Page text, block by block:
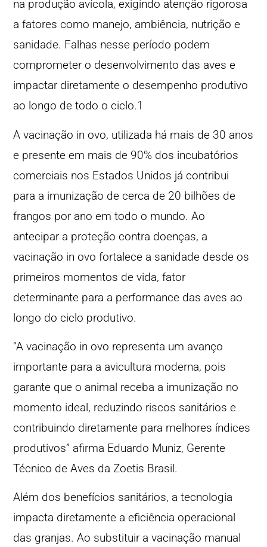
na produção avícola, exigindo atenção rigorosa
a fatores como manejo, ambiência, nutrição e
sanidade. Falhas nesse período podem
comprometer o desenvolvimento das aves e
impactar diretamente o desempenho produtivo
ao longo de todo o ciclo.1
A vacinação in ovo, utilizada há mais de 30 anos
e presente em mais de 90% dos incubatórios
comerciais nos Estados Unidos já contribui
para a imunização de cerca de 20 bilhões de
frangos por ano em todo o mundo. Ao
antecipar a proteção contra doenças, a
vacinação in ovo fortalece a sanidade desde os
primeiros momentos de vida, fator
determinante para a performance das aves ao
longo do ciclo produtivo.
“A vacinação in ovo representa um avanço
importante para a avicultura moderna, pois
garante que o animal receba a imunização no
momento ideal, reduzindo riscos sanitários e
contribuindo diretamente para melhores índices
produtivos” afirma Eduardo Muniz, Gerente
Técnico de Aves da Zoetis Brasil.
Além dos benefícios sanitários, a tecnologia
impacta diretamente a eficiência operacional
das granjas. Ao substituir a vacinação manual